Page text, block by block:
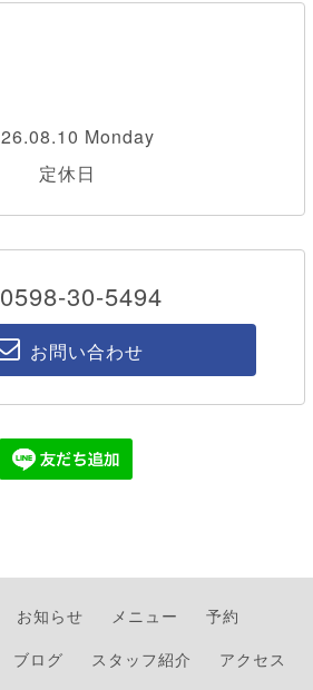
Monday
定休日
0598-30-5494
お問い合わせ
お知らせ メニュー
予約
ブログ スタッフ紹介
アクセス